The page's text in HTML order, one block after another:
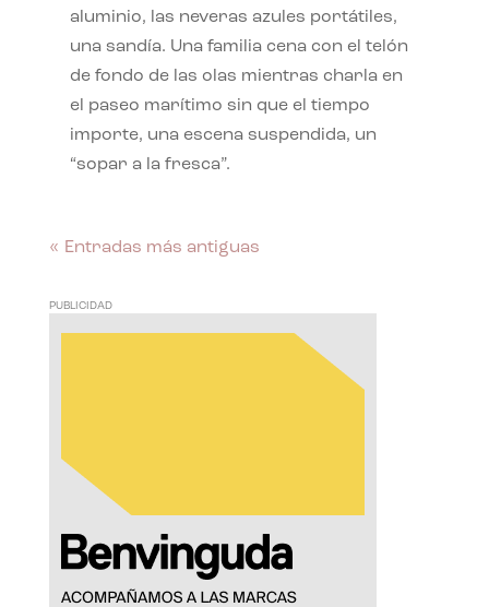
aluminio, las neveras azules portátiles,
una sandía. Una familia cena con el telón
de fondo de las olas mientras charla en
el paseo marítimo sin que el tiempo
importe, una escena suspendida, un
“sopar a la fresca”.
« Entradas más antiguas
PUBLICIDAD